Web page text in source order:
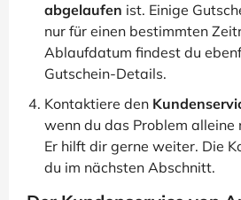
abgelaufen ist. Einige
nur für einen bestimmten
Ablaufdatum findest du
Gutschein-Details.
Kontaktiere den
wenn du das Problem alleine
Er hilft dir gerne weiter. Die
du im nächsten Abschnitt.